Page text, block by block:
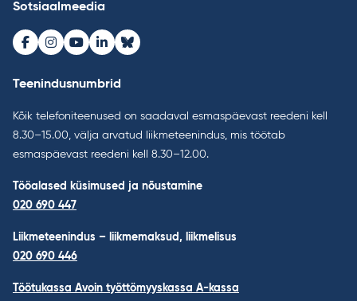
Sotsiaalmeedia
Facebook
Instagram
Youtube
LinkedInBluesky
Teenindusnumbrid
Kõik telefoniteenused on saadaval esmaspäevast reedeni kell
8.30–15.00, välja arvatud liikmeteenindus, mis töötab
esmaspäevast reedeni kell 8.30–12.00.
Tööalased küsimused ja nõustamine
020 690 447
Liikmeteenindus – liikmemaksud, liikmelisus
020 690 446
Töötukassa Avoin työttömyyskassa A-kassa